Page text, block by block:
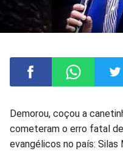
Compartilhar
no
no
no
Demorou, coçou a
cometeram o erro fatal
evangélicos no país: Silas